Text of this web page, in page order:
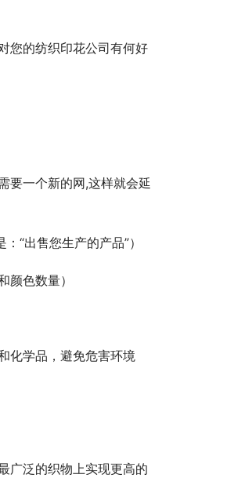
您的纺织印花公司有何好
要一个新的网,这样就会延
“出售您生产的产品”）
色数量）
化学品，避免危害环境
广泛的织物上实现更高的